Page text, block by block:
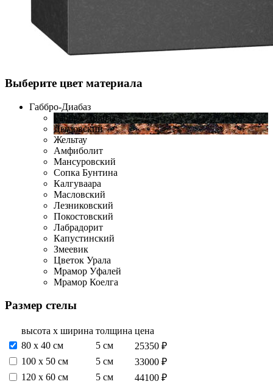
Выберите цвет материала
Габбро-Диабаз
Габбро-Диабаз
Дымовский
Жельтау
Амфиболит
Мансуровский
Сопка Бунтина
Калгуваара
Масловский
Лезниковский
Покостовский
Лабрадорит
Капустинский
Змеевик
Цветок Урала
Мрамор Уфалей
Мрамор Коелга
Размер стелы
высота х ширина толщина цена
80 х 40 см
5 см
25350 ₽
100 х 50 см
5 см
33000 ₽
120 х 60 см
5 см
44100 ₽